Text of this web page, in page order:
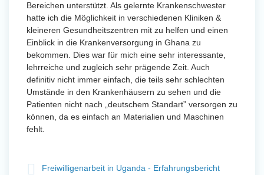
Bereichen unterstützt. Als gelernte Krankenschwester
hatte ich die Möglichkeit in verschiedenen Kliniken &
kleineren Gesundheitszentren mit zu helfen und einen
Einblick in die Krankenversorgung in Ghana zu
bekommen. Dies war für mich eine sehr interessante,
lehrreiche und zugleich sehr prägende Zeit. Auch
definitiv nicht immer einfach, die teils sehr schlechten
Umstände in den Krankenhäusern zu sehen und die
Patienten nicht nach „deutschem Standart” versorgen zu
können, da es einfach an Materialien und Maschinen
fehlt.
Freiwilligenarbeit in Uganda - Erfahrungsbericht